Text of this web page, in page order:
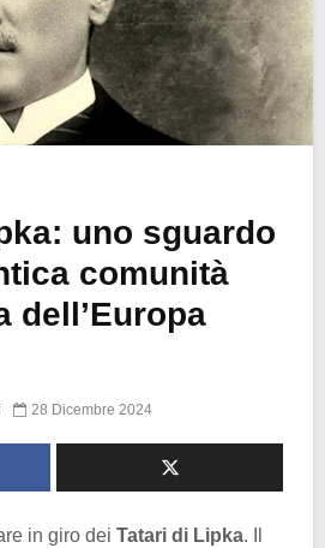
uno sguardo
comunità
dell’Europa
28 Dicembre 2024
in giro dei Tatari di Lipka. Il